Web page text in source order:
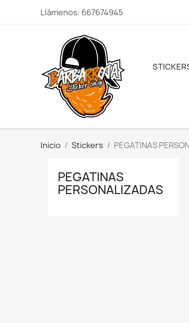
Llámenos: 667674945
Inicio Stickers PEGATINAS
PEGATINAS
PERSONALIZADAS